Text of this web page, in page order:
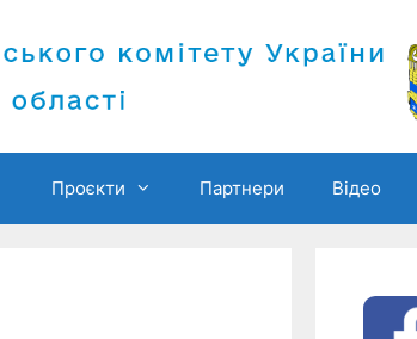
Проєкти Партнери Відео